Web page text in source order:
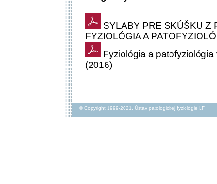
SYLABY PRE SKÚŠKU Z
FYZIOLÓGIA A
Fyziológia a
(2016)
© Copyright 1999-2021, Ústav patologickej fyziológie LF